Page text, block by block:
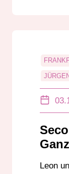
QUEER
Leon